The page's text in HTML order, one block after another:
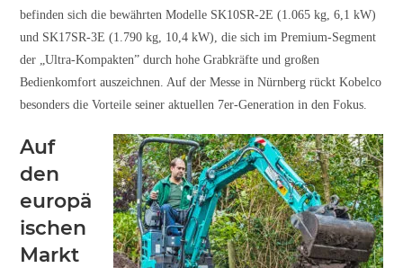
befinden sich die bewährten Modelle SK10SR-2E (1.065 kg, 6,1 kW)
und SK17SR-3E (1.790 kg, 10,4 kW), die sich im Premium-Segment
der „Ultra-Kompakten” durch hohe Grabkräfte und großen
Bedienkomfort auszeichnen. Auf der Messe in Nürnberg rückt Kobelco
besonders die Vorteile seiner aktuellen 7er-Generation in den Fokus.
Auf
den
europä
ischen
Markt